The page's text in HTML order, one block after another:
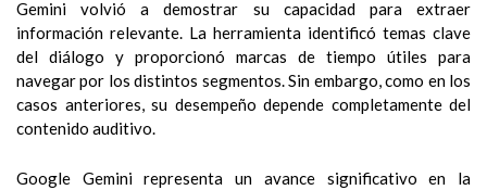
Gemini volvió a demostrar su capacidad para extraer
información relevante. La herramienta identificó temas clave
del diálogo y proporcionó marcas de tiempo útiles para
navegar por los distintos segmentos. Sin embargo, como en los
casos anteriores, su desempeño depende completamente del
contenido auditivo.
Google Gemini representa un avance significativo en la